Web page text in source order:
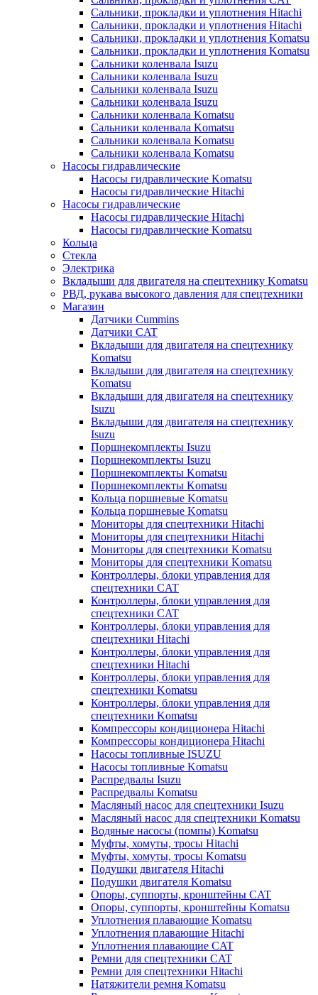
Сальники, прокладки и уплотнения Hitachi
Сальники, прокладки и уплотнения Hitachi
Сальники, прокладки и уплотнения Komatsu
Сальники, прокладки и уплотнения Komatsu
Сальники коленвала Isuzu
Сальники коленвала Isuzu
Сальники коленвала Isuzu
Сальники коленвала Isuzu
Сальники коленвала Komatsu
Сальники коленвала Komatsu
Сальники коленвала Komatsu
Сальники коленвала Komatsu
Насосы гидравлические
Насосы гидравлические Komatsu
Насосы гидравлические Hitachi
Насосы гидравлические
Насосы гидравлические Hitachi
Насосы гидравлические Komatsu
Кольца
Стекла
Электрика
Вкладыши для двигателя на спецтехнику Komatsu
РВД, рукава высокого давления для спецтехники
Магазин
Датчики Cummins
Датчики CAT
Вкладыши для двигателя на спецтехнику
Komatsu
Вкладыши для двигателя на спецтехнику
Komatsu
Вкладыши для двигателя на спецтехнику
Isuzu
Вкладыши для двигателя на спецтехнику
Isuzu
Поршнекомплекты Isuzu
Поршнекомплекты Isuzu
Поршнекомплекты Komatsu
Поршнекомплекты Komatsu
Кольца поршневые Komatsu
Кольца поршневые Komatsu
Мониторы для спецтехники Hitachi
Мониторы для спецтехники Hitachi
Мониторы для спецтехники Komatsu
Мониторы для спецтехники Komatsu
Контроллеры, блоки управления для
спецтехники CAT
Контроллеры, блоки управления для
спецтехники CAT
Контроллеры, блоки управления для
спецтехники Hitachi
Контроллеры, блоки управления для
спецтехники Hitachi
Контроллеры, блоки управления для
спецтехники Komatsu
Контроллеры, блоки управления для
спецтехники Komatsu
Компрессоры кондиционера Hitachi
Компрессоры кондиционера Hitachi
Насосы топливные ISUZU
Насосы топливные Komatsu
Распредвалы Isuzu
Распредвалы Komatsu
Масляный насос для спецтехники Isuzu
Масляный насос для спецтехники Komatsu
Водяные насосы (помпы) Komatsu
Муфты, хомуты, тросы Hitachi
Муфты, хомуты, тросы Komatsu
Подушки двигателя Hitachi
Подушки двигателя Komatsu
Опоры, суппорты, кронштейны CAT
Опоры, суппорты, кронштейны Komatsu
Уплотнения плавающие Komatsu
Уплотнения плавающие Hitachi
Уплотнения плавающие CAT
Ремни для спецтехники CAT
Ремни для спецтехники Hitachi
Натяжители ремня Komatsu